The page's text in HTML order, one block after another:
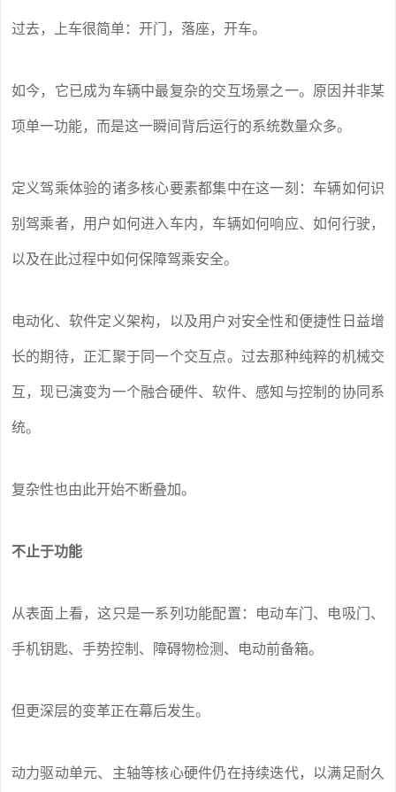
过去，上车很简单：开门，落座，开车。
如今，它已成为车辆中最复杂的交互场景之一。原因并非某
项单一功能，而是这一瞬间背后运行的系统数量众多。
定义驾乘体验的诸多核心要素都集中在这一刻：车辆如何识
别驾乘者，用户如何进入车内，车辆如何响应、如何行驶，
以及在此过程中如何保障驾乘安全。
电动化、软件定义架构，以及用户对安全性和便捷性日益增
长的期待，正汇聚于同一个交互点。过去那种纯粹的机械交
互，现已演变为一个融合硬件、软件、感知与控制的协同系
统。
复杂性也由此开始不断叠加。
不止于功能
从表面上看，这只是一系列功能配置：电动车门、电吸门、
手机钥匙、手势控制、障碍物检测、电动前备箱。
但更深层的变革正在幕后发生。
动力驱动单元、主轴等核心硬件仍在持续迭代，以满足耐久